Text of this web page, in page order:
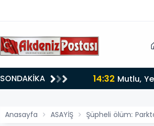
SONDAKİKA 14:32 Mutlu,
Anasayfa ASAYİŞ Şüpheli ölüm: